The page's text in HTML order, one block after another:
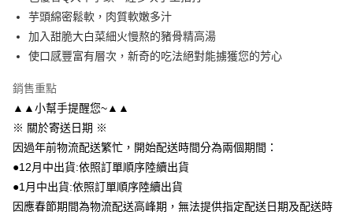
ATM付款
冷凍宅配
每筆NT$220，滿NT$1,000(含以上)免運費
芋頭綿密鬆軟，肉質軟嫩多汁
加入甜脆大白菜細火慢熬的豬骨精高湯
使口感豐富有層次，新奇的吃法絕對能擄獲您的芳心
銷售重點
▲▲小幫手提醒您~▲▲
※ 關於寄送日期 ※
因過年前物流配送繁忙，開始配送時間分為兩個期間：
●12月中出貨:依照訂單順序陸續出貨
●1月中出貨:依照訂單順序陸續出貨
因應春節期間為物流配送高峰期，無法提供指定配送日期及配送時